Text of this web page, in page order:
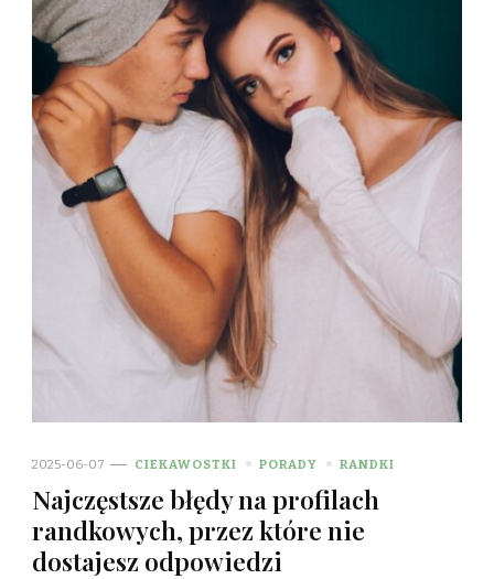
2025-06-07 CIEKAWOSTKI PORADY RANDKI
Najczęstsze błędy na profilach
randkowych, przez które nie
dostajesz odpowiedzi